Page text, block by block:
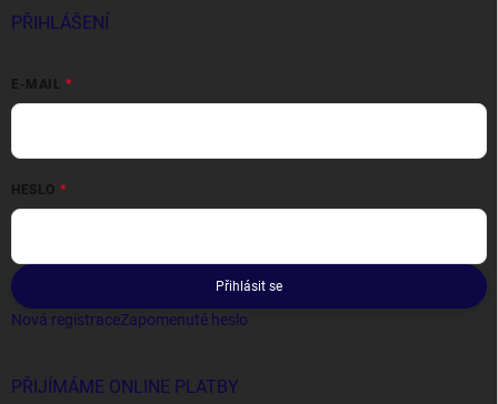
PŘIHLÁŠENÍ
E-MAIL
HESLO
Přihlásit se
Nová registraceZapomenuté heslo
PŘIJÍMÁME ONLINE PLATBY